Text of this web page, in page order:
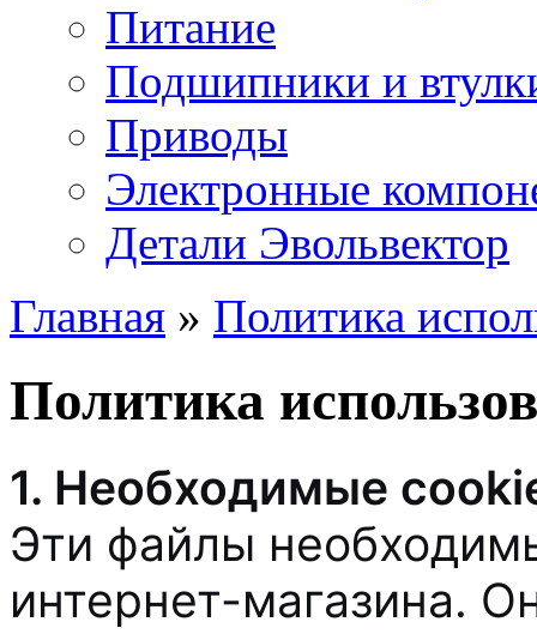
Питание
Подшипники и
Приводы
Электронные
Детали Эвольвектор
Главная » Политика
Политика
1. Необходимые
Эти файлы
интернет-магазина.